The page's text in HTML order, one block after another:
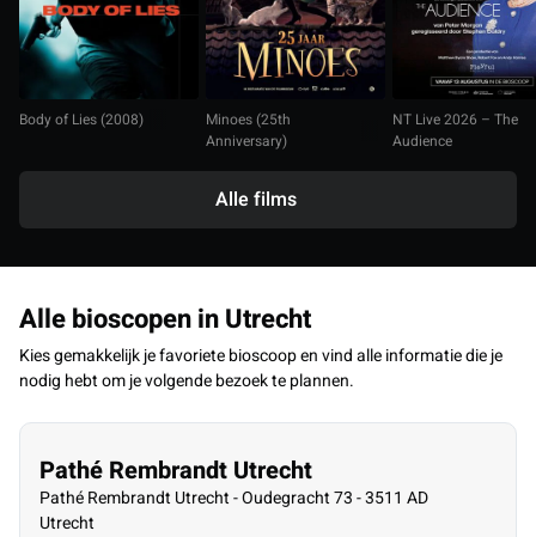
Body of Lies (2008)
Minoes (25th
Anniversary)
NT Live 2026 – The
Audience
Alle films
Alle bioscopen in Utrecht
Kies gemakkelijk je favoriete bioscoop en vind alle informatie die je
nodig hebt om je volgende bezoek te plannen.
Pathé Rembrandt Utrecht
Pathé Rembrandt Utrecht - Oudegracht 73 - 3511 AD
Utrecht